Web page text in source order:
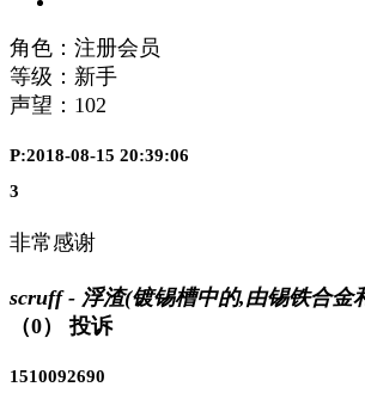
角色：注册会员
等级：新手
声望： 102
P:2018-08-15 20:39:06
3
非常感谢
scruff - 浮渣(镀锡槽中的,由锡铁合金
（0）
投诉
1510092690